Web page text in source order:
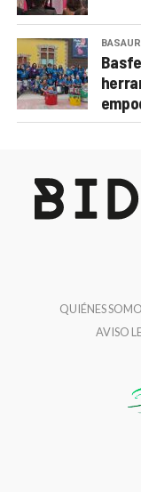
BASAURI
QUIÉNES
AVISO